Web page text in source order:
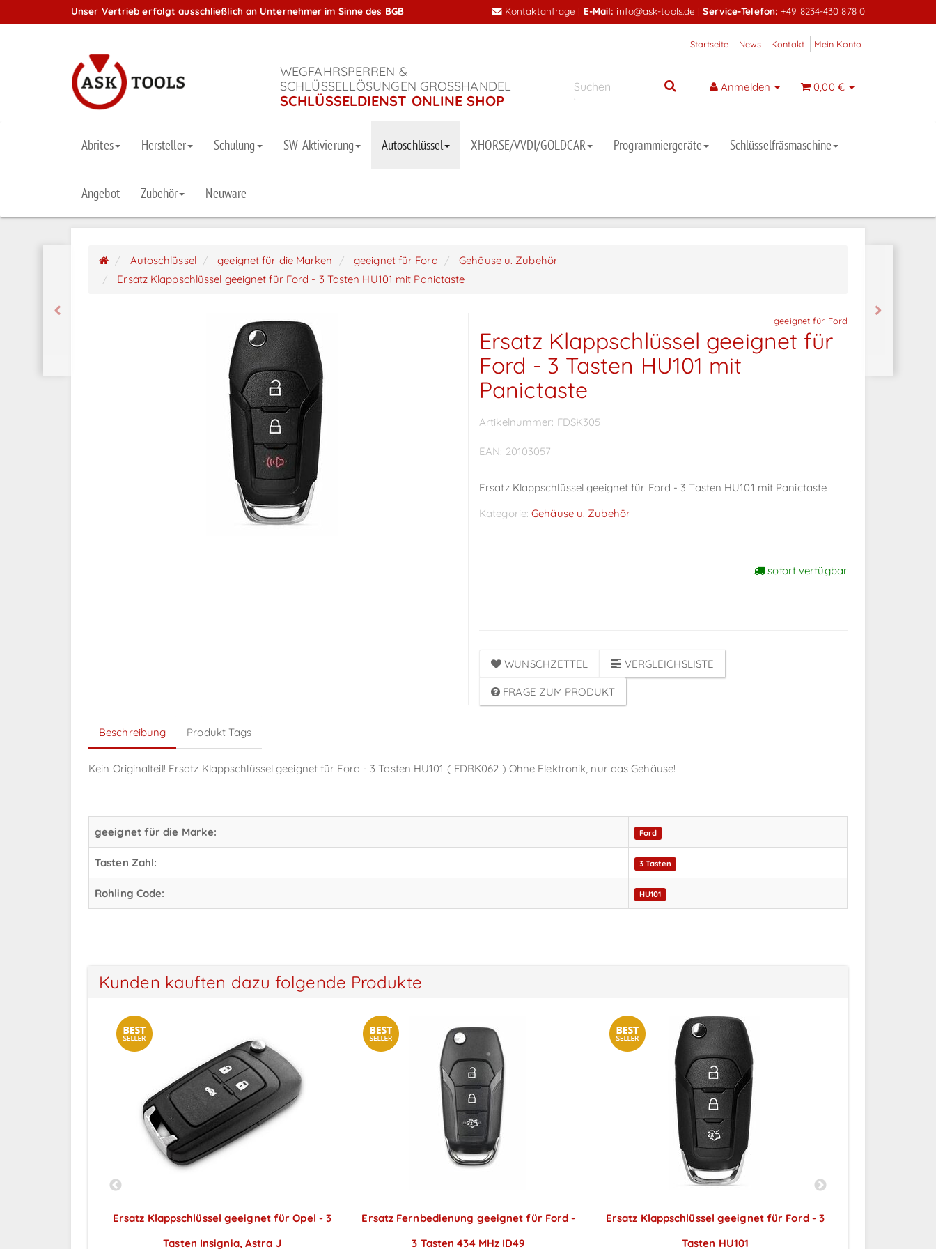
Unser Vertrieb erfolgt ausschließlich an Unternehmer im Sinne des BGB Kontaktanfrage | E-Mail: info@ask-tools.de |Service-Telefon: +49 8234-430 878 0
Startseite News Kontakt Mein Konto
WEGFAHRSPERREN &
SCHLÜSSELLÖSUNGEN GROSSHANDEL
SCHLÜSSELDIENST ONLINE SHOP
Anmelden 0,00 €
Abrites Hersteller Schulung SW-Aktivierung Autoschlüssel XHORSE/VVDI/GOLDCAR Programmiergeräte Schlüsselfräsmaschine
Angebot Zubehör Neuware
Autoschlüssel geeignet für die Marken geeignet für Ford
Gehäuse u. Zubehör
Ersatz Klappschlüssel geeignet für Ford - 3 Tasten HU101 mit Panictaste
geeignet für Ford
Ersatz Klappschlüssel geeignet für
Ford - 3 Tasten HU101 mit
Panictaste
Artikelnummer: FDSK305
EAN: 20103057
Ersatz Klappschlüssel geeignet für Ford - 3 Tasten HU101 mit Panictaste
Kategorie:Gehäuse u. Zubehör
sofort verfügbar
WUNSCHZETTEL VERGLEICHSLISTE
FRAGE ZUM PRODUKT
Beschreibung Produkt Tags
Kein Originalteil! Ersatz Klappschlüssel geeignet für Ford - 3 Tasten HU101 ( FDRK062 ) Ohne Elektronik, nur das Gehäuse!
geeignet für die Marke: Ford
Tasten Zahl: 3 Tasten
Rohling Code: HU101
Kunden kauften dazu folgende Produkte
Ersatz Klappschlüssel geeignet für Opel - 3
Tasten Insignia, Astra J
Ersatz Fernbedienung geeignet für Ford -
3 Tasten 434 MHz ID49
Ersatz Klappschlüssel geeignet für Ford - 3
Tasten HU101